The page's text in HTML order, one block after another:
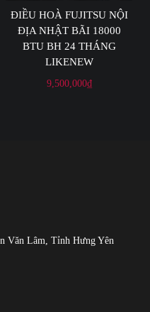
ĐIỀU HOÀ FUJITSU NỘI
ĐỊA NHẬT BÃI 18000
BTU BH 24 THÁNG
LIKENEW
9,500,000₫
Văn Lâm, Tỉnh Hưng Yên